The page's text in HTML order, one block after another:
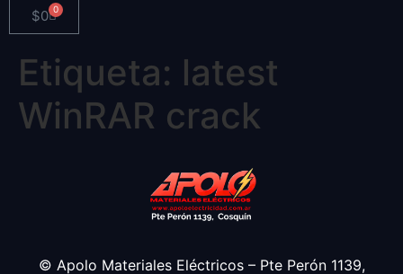
$0 0
Etiqueta: latest
WinRAR crack
© Apolo Materiales Eléctricos – Pte Perón 1139,